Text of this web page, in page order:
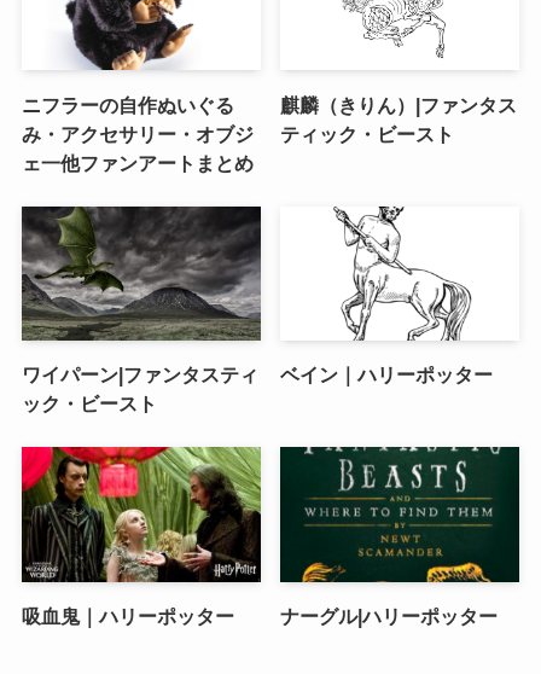
ニフラーの自作ぬいぐる
み・アクセサリー・オブジ
ェ一他ファンアートまとめ
麒麟（きりん）|ファンタス
ティック・ビースト
ワイパーン|ファンタスティ
ック・ビースト
ベイン｜ハリーポッター
吸血鬼｜ハリーポッター ナーグル|ハリーポッター